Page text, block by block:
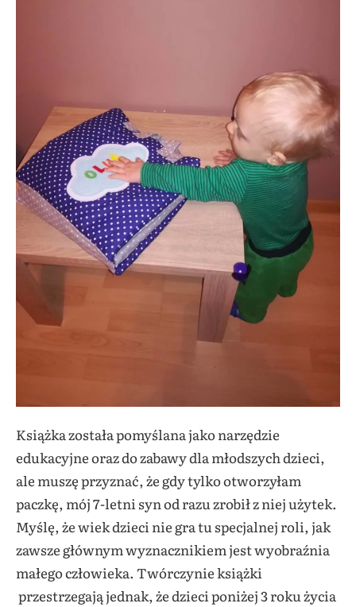
Książka została pomyślana jako narzędzie
edukacyjne oraz do zabawy dla młodszych dzieci,
ale muszę przyznać, że gdy tylko otworzyłam
paczkę, mój 7-letni syn od razu zrobił z niej użytek.
Myślę, że wiek dzieci nie gra tu specjalnej roli, jak
zawsze głównym wyznacznikiem jest wyobraźnia
małego człowieka. Twórczynie książki
przestrzegają jednak, że dzieci poniżej 3 roku życia